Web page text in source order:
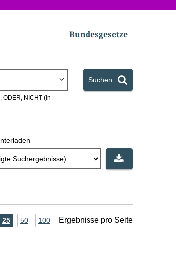
Bundes­gesetze
Suchen
ODER, NICHT (in
25Ergebnisse
50Ergebnisse
100Ergebnisse
Ergebnisse pro Seite